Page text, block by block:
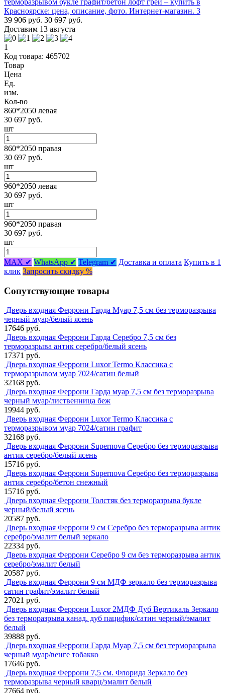
39 906 руб. 30 697 руб.
Доставим 13 августа
1
Код товара: 465702
Товар
Цена
Ед.
изм.
Кол-во
860*2050 левая
30 697 руб.
шт
860*2050 правая
30 697 руб.
шт
960*2050 левая
30 697 руб.
шт
960*2050 правая
30 697 руб.
шт
MAX ✔ WhatsApp ✔ Telegram ✔ Доставка и оплата Купить в 1
клик Запросить скидку %
Сопутствующие товары
Дверь входная Феррони Гарда Муар 7,5 см без терморазрыва
черный муар/белый ясень
17646 руб.
Дверь входная Феррони Гарда Серебро 7,5 см без
терморазрыва антик серебро/белый ясень
17371 руб.
Дверь входная Феррони Luxor Termo Классика с
терморазрывом муар 7024/сатин белый
32168 руб.
Дверь входная Феррони Гарда муар 7,5 см без терморазрыва
черный муар/лиственница беж
19944 руб.
Дверь входная Феррони Luxor Termo Классика с
терморазрывом муар 7024/сатин графит
32168 руб.
Дверь входная Феррони Supernova Серебро без терморазрыва
антик серебро/белый ясень
15716 руб.
Дверь входная Феррони Supernova Серебро без терморазрыва
антик серебро/бетон снежный
15716 руб.
Дверь входная Феррони Толстяк без терморазрыва букле
черный/белый ясень
20587 руб.
Дверь входная Феррони 9 см Серебро без терморазрыва антик
серебро/эмалит белый зеркало
22334 руб.
Дверь входная Феррони Серебро 9 см без терморазрыва антик
серебро/эмалит белый
20587 руб.
Дверь входная Феррони 9 см МДФ зеркало без терморазрыва
сатин графит/эмалит белый
27021 руб.
Дверь входная Феррони Luxor 2МДФ Дуб Вертикаль Зеркало
без терморазрыва канад. дуб пацифик/сатин черный/эмалит
белый
39888 руб.
Дверь входная Феррони Гарда Муар 7,5 см без терморазрыва
черный муар/венге тобакко
17646 руб.
Дверь входная Феррони 7,5 см. Флорида Зеркало без
терморазрыва черный кварц/эмалит белый
27664 руб.